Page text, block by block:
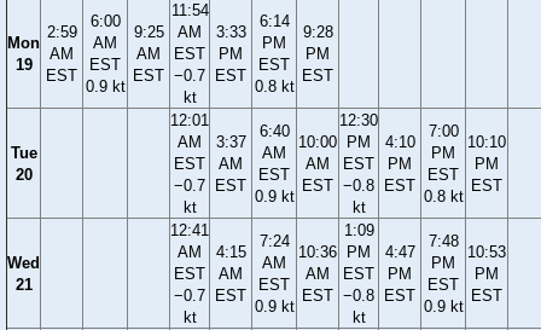
Mon
19
2:59
AM
EST
6:00
AM
EST
0.9 kt
9:25
AM
EST
11:54
AM
EST
−0.7
kt
3:33
PM
EST
6:14
PM
EST
0.8 kt
9:28
PM
EST
Tue
20
12:01
AM
EST
−0.7
kt
3:37
AM
EST
6:40
AM
EST
0.9 kt
10:00
AM
EST
12:30
PM
EST
−0.8
kt
4:10
PM
EST
7:00
PM
EST
0.8 kt
10:10
PM
EST
Wed
21
12:41
AM
EST
−0.7
kt
4:15
AM
EST
7:24
AM
EST
0.9 kt
10:36
AM
EST
1:09
PM
EST
−0.8
kt
4:47
PM
EST
7:48
PM
EST
0.9 kt
10:53
PM
EST